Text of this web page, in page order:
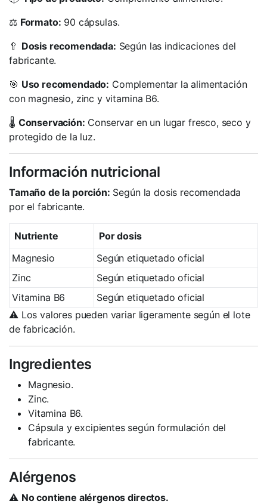
⚖️ Formato: 90 cápsulas.
🥄 Dosis recomendada: Según las indicaciones del
fabricante.
🎯 Uso recomendado: Complementar la alimentación
con magnesio, zinc y vitamina B6.
🌡️ Conservación: Conservar en un lugar fresco, seco y
protegido de la luz.
Información nutricional
Tamaño de la porción: Según la dosis recomendada
por el fabricante.
Nutriente
Por dosis
Magnesio
Según etiquetado oficial
Zinc
Según etiquetado oficial
Vitamina B6
Según etiquetado oficial
⚠️ Los valores pueden variar ligeramente según el lote
de fabricación.
Ingredientes
Magnesio.
Zinc.
Vitamina B6.
Cápsula y excipientes según formulación del
fabricante.
Alérgenos
⚠️ No contiene alérgenos directos.